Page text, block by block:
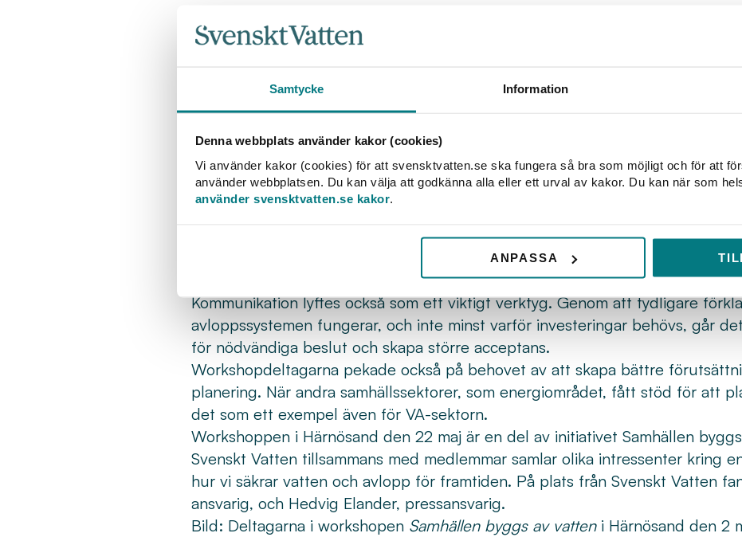
Samtycke Information
Denna webbplats använder kakor (cookies)
Vi använder kakor (cookies) för att svensktvatten.se ska fungera så bra som möjligt och för att
använder webbplatsen. Du kan välja att godkänna alla eller ett urval av kakor. Du kan när som
använder svensktvatten.se kakor.
ANPASSA
bättre kommunikation.
samhällskritiska infrastruktur den faktiskt är.
Deltagarna pekade på att många kommuner brottas med åldrande
krav behövs långsiktiga investeringar och bättre nationella förutsättningar.
Flera deltagare lyfte behovet av ett större statligt ansvar för finansieringen,
andra stora infrastruktursatsningar. Samtidigt betonades att finansiering bara
Skyfall, dagvatten och beredskapsfrågor går inte att lösa av en aktör ensam.
samverkan mellan kommuner, VA-huvudmän, länsstyrelser, myndigheter,
fastighetsägare för att hitta smartare och mer kostnadseffektiva lösningar.
Kommunikation lyftes också som ett viktigt verktyg. Genom att tydligare
avloppssystemen fungerar, och inte minst varför investeringar behövs, går
för nödvändiga beslut och skapa större acceptans.
Workshopdeltagarna pekade också på behovet av att skapa bättre
planering. När andra samhällssektorer, som energiområdet, fått stöd för att
det som ett exempel även för VA-sektorn.
Workshoppen i Härnösand den 22 maj är en del av initiativet Samhällen
Svenskt Vatten tillsammans med medlemmar samlar olika intressenter kring
hur vi säkrar vatten och avlopp för framtiden. På plats från Svenskt Vatten
ansvarig, och Hedvig Elander, pressansvarig.
Bild: Deltagarna i workshopen Samhällen byggs av vatten i Härnösand den 2